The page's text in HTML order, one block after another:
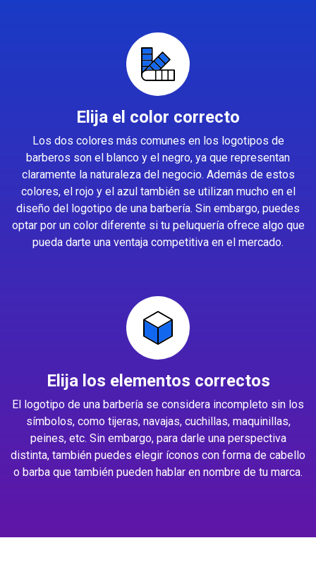
Elija el color correcto
Los dos colores más comunes en los logotipos de
barberos son el blanco y el negro, ya que representan
claramente la naturaleza del negocio. Además de estos
colores, el rojo y el azul también se utilizan mucho en el
diseño del logotipo de una barbería. Sin embargo, puedes
optar por un color diferente si tu peluquería ofrece algo que
pueda darte una ventaja competitiva en el mercado.
Elija los elementos correctos
El logotipo de una barbería se considera incompleto sin los
símbolos, como tijeras, navajas, cuchillas, maquinillas,
peines, etc. Sin embargo, para darle una perspectiva
distinta, también puedes elegir íconos con forma de cabello
o barba que también pueden hablar en nombre de tu marca.